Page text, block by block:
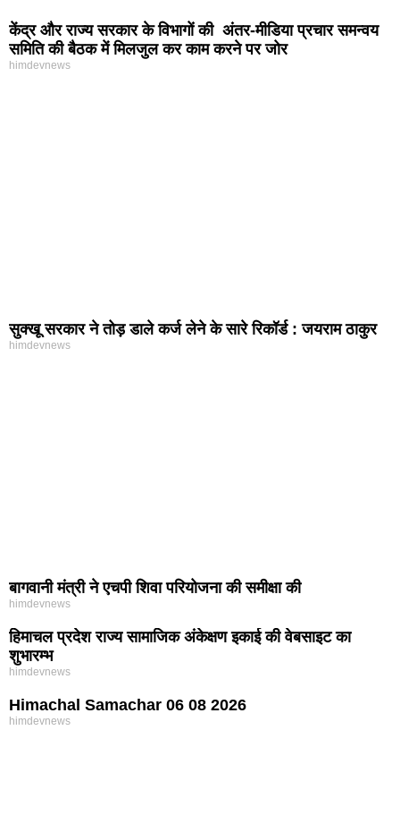
केंद्र और राज्य सरकार के विभागों की अंतर-मीडिया प्रचार समन्वय
समिति की बैठक में मिलजुल कर काम करने पर जोर
himdevnews
सुक्खू सरकार ने तोड़ डाले कर्ज लेने के सारे रिकॉर्ड : जयराम ठाकुर
himdevnews
बागवानी मंत्री ने एचपी शिवा परियोजना की समीक्षा की
himdevnews
हिमाचल प्रदेश राज्य सामाजिक अंकेक्षण इकाई की वेबसाइट का
शुभारम्भ
himdevnews
Himachal Samachar 06 08 2026
himdevnews